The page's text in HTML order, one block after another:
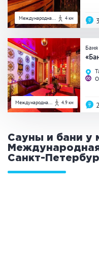
Международна... 4 км
Международна... 4.9 км
Баня
2
Сауны и бани у
Санкт-